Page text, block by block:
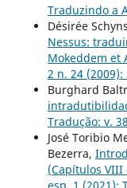
Traduzindo a
Désirée
Nessus:
Mokeddem et
2 n. 24
Burghard
Tradução: v.
José Toribio
Bezerra,
(Capítulos VIII